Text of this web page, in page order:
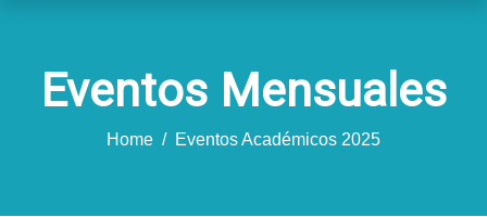
Eventos Mensuales
Home / Eventos Académicos 2025